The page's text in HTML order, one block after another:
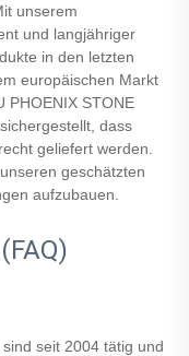
unserem
und langjähriger
in den letzten
europäischen Markt
PHOENIX STONE
dass
geliefert werden.
geschätzten
aufzubauen.
seit 2004 tätig und